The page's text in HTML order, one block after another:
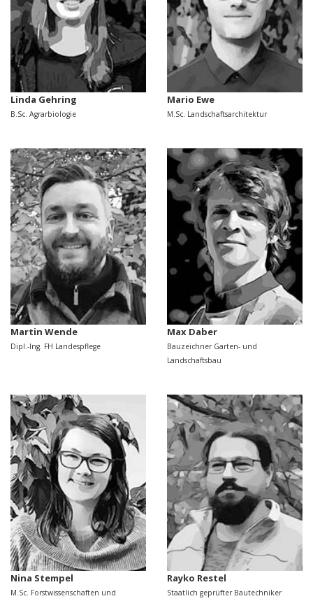
Linda Gehring
B.Sc. Agrarbiologie
Mario Ewe
M.Sc. Landschaftsarchitektur
Martin Wende
Dipl.-Ing. FH Landespflege
Max Daber
Bauzeichner Garten- und
Landschaftsbau
Nina Stempel
M.Sc. Forstwissenschaften und
Rayko Restel
Staatlich geprüfter Bautechniker